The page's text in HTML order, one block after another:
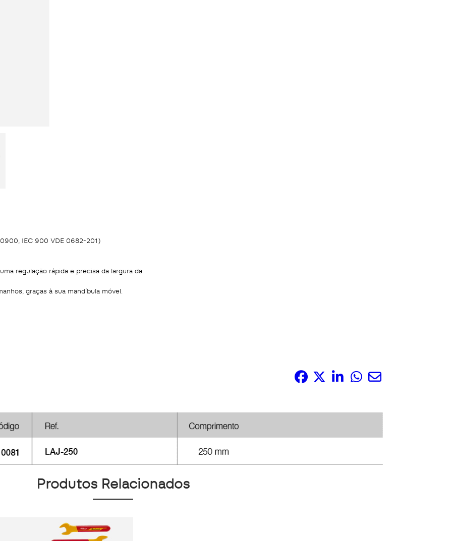
IEC 900 VDE 0682-201)
regulação rápida e precisa da largura da
graças à sua mandíbula móvel.
Produtos Relacionados